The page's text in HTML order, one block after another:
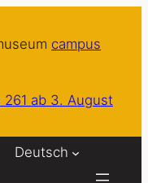
campus
ab 3. August
Deutsch